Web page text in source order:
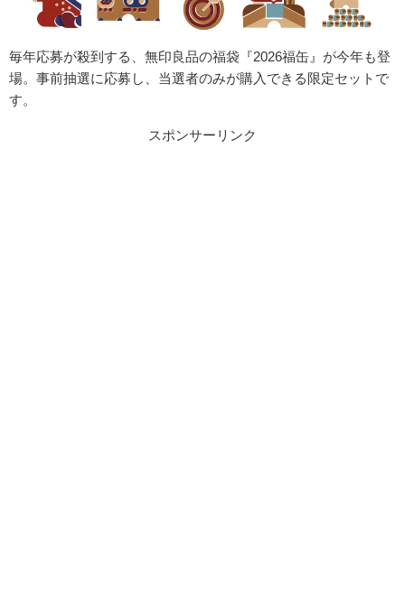
毎年応募が殺到する、無印良品の福袋『2026福缶』が今年も登
場。事前抽選に応募し、当選者のみが購入できる限定セットで
す。
スポンサーリンク